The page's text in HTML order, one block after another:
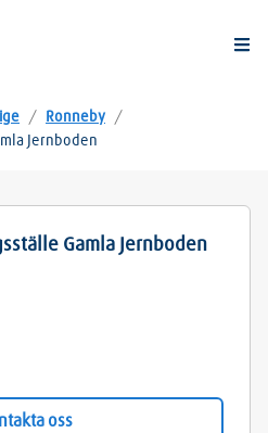
/ Ronneby
/
Jernboden
Gamla Jernboden
oss